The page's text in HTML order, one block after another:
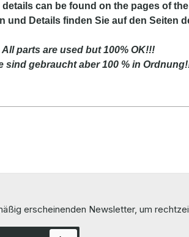
details can be found on the pages of
und Details finden Sie auf den Seiten
All parts are used but 100% OK!!!
sind gebraucht aber 100 % in
erscheinenden Newsletter, um